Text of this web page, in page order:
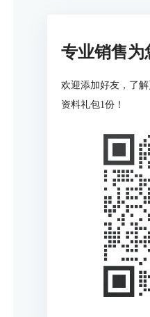
专业销售为
欢迎添加好友，了
资料礼包1份！